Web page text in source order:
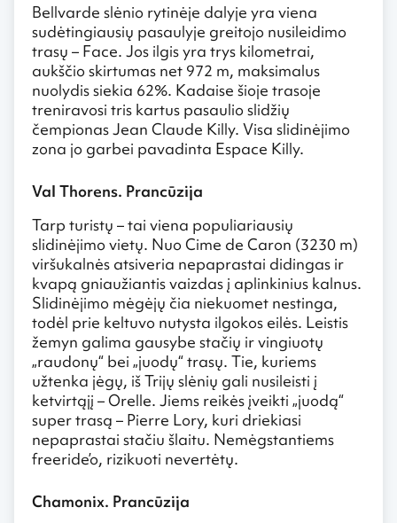
Bellvarde slėnio rytinėje dalyje yra viena
sudėtingiausių pasaulyje greitojo nusileidimo
trasų – Face. Jos ilgis yra trys kilometrai,
aukščio skirtumas net 972 m, maksimalus
nuolydis siekia 62%. Kadaise šioje trasoje
treniravosi tris kartus pasaulio slidžių
čempionas Jean Claude Killy. Visa slidinėjimo
zona jo garbei pavadinta Espace Killy.
Val Thorens. Prancūzija
Tarp turistų – tai viena populiariausių
slidinėjimo vietų. Nuo Cime de Caron (3230 m)
viršukalnės atsiveria nepaprastai didingas ir
kvapą gniaužiantis vaizdas į aplinkinius kalnus.
Slidinėjimo mėgėjų čia niekuomet nestinga,
todėl prie keltuvo nutysta ilgokos eilės. Leistis
žemyn galima gausybe stačių ir vingiuotų
„raudonų“ bei „juodų“ trasų. Tie, kuriems
užtenka jėgų, iš Trijų slėnių gali nusileisti į
ketvirtąjį – Orelle. Jiems reikės įveikti „juodą“
super trasą – Pierre Lory, kuri driekiasi
nepaprastai stačiu šlaitu. Nemėgstantiems
freeride’o, rizikuoti nevertėtų.
Chamonix. Prancūzija